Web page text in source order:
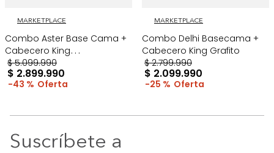
MARKETPLACE
Combo Aster Base Cama +
Cabecero King
Taupe/Madera
$ 5.099.990
$ 2.899.990
43 %
MARKETPLACE
Combo Delhi Basecama +
Cabecero King Grafito
$ 2.799.990
$ 2.099.990
25 %
Suscríbete a